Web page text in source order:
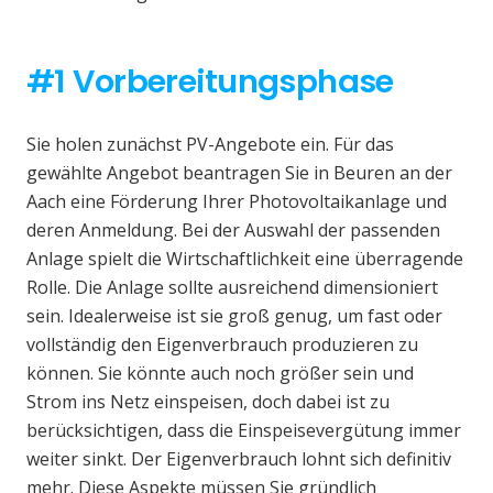
#1 Vorbereitungsphase
Sie holen zunächst PV-Angebote ein. Für das
gewählte Angebot beantragen Sie in Beuren an der
Aach eine Förderung Ihrer Photovoltaikanlage und
deren Anmeldung. Bei der Auswahl der passenden
Anlage spielt die Wirtschaftlichkeit eine überragende
Rolle. Die Anlage sollte ausreichend dimensioniert
sein. Idealerweise ist sie groß genug, um fast oder
vollständig den Eigenverbrauch produzieren zu
können. Sie könnte auch noch größer sein und
Strom ins Netz einspeisen, doch dabei ist zu
berücksichtigen, dass die Einspeisevergütung immer
weiter sinkt. Der Eigenverbrauch lohnt sich definitiv
mehr. Diese Aspekte müssen Sie gründlich